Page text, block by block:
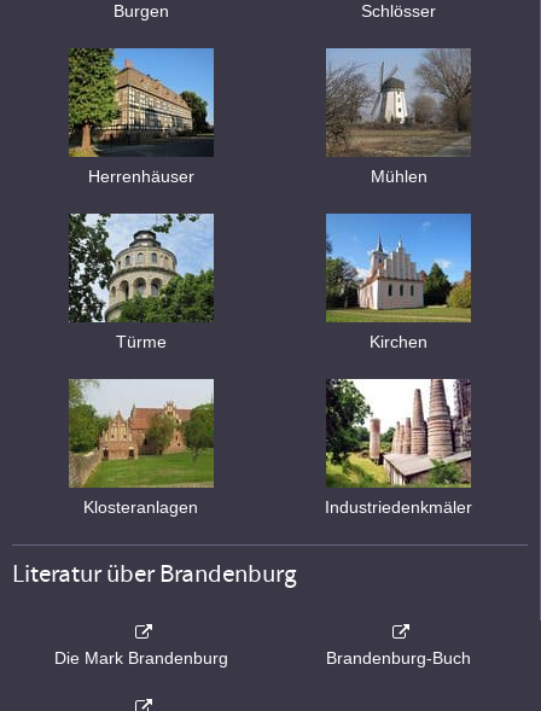
Burgen Schlösser
Herrenhäuser Mühlen
Türme Kirchen
Klosteranlagen Industriedenkmäler
Literatur über Brandenburg
Die Mark Brandenburg Brandenburg-Buch